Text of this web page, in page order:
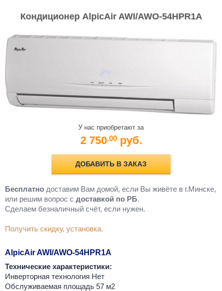
Кондиционер AlpicAir AWI/AWO-54HPR1A
У нас приобретают за
2 750.00 руб.
ДОБАВИТЬ В ЗАКАЗ
Бесплатно доставим Вам домой, если Вы живёте в г.Минске,
или решим вопрос с доставкой по РБ.
Cделаем безналичный счёт, если нужен.
Получить скидку, установка.
AlpicAir AWI/AWO-54HPR1A
Технические характеристики:
Инверторная технология Нет
Обслуживаемая площадь 57 м2